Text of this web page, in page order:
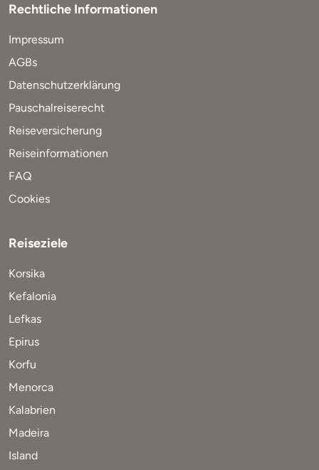
Rechtliche Informationen
Impressum
AGBs
Datenschutzerklärung
Pauschalreiserecht
Reiseversicherung
Reiseinformationen
FAQ
Cookies
Reiseziele
Korsika
Kefalonia
Lefkas
Epirus
Korfu
Menorca
Kalabrien
Madeira
Island